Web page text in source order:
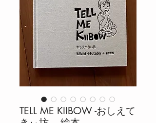
TELL ME KIIBOW -おしえて